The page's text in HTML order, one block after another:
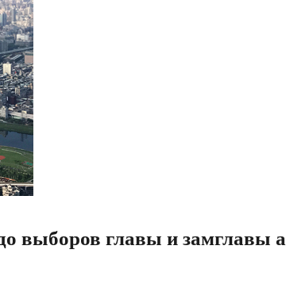
выборов главы и замглавы